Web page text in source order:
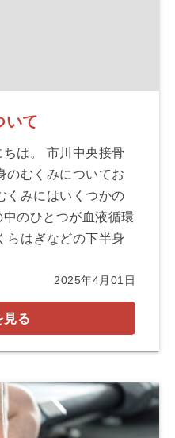
いて
は。 市川中央接骨
のむくみについてお
くみにはいくつかの
のひとつが血液循環
らはぎなどの下半身
2025年4月01日
見る